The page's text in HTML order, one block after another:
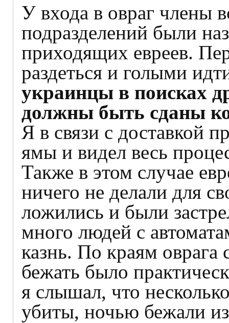
У входа в овраг члены
подразделений были
приходящих евреев.
раздеться и голыми
украинцы в поисках
должны быть сданы
Я в связи с доставкой
ямы и видел весь
Также в этом случае
ничего не делали для
ложились и были
много людей с
казнь. По краям оврага
бежать было
я слышал, что
убиты, ночью бежали